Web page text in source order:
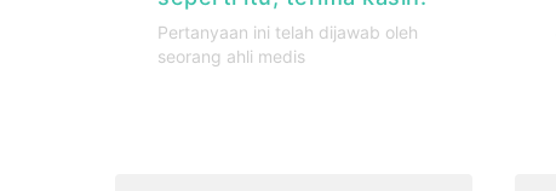
Pertanyaan ini telah dijawab oleh
seorang ahli medis